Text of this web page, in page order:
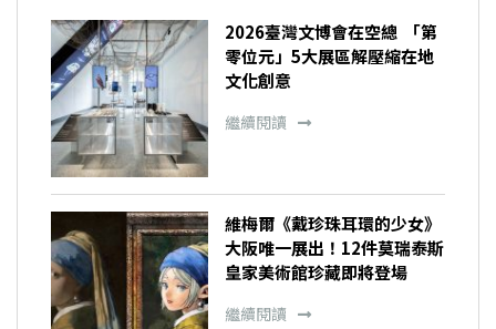
2026臺灣文博會在空總 「第
零位元」5大展區解壓縮在地
文化創意
繼續閱讀
維梅爾《戴珍珠耳環的少女》
大阪唯一展出！12件莫瑞泰斯
皇家美術館珍藏即將登場
繼續閱讀